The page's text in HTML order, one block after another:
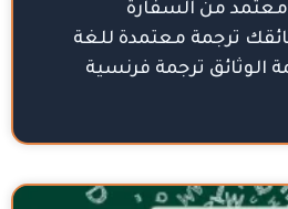
من السفارة
ترجمة معتمدة للغة
الوثائق ترجمة فرنسية